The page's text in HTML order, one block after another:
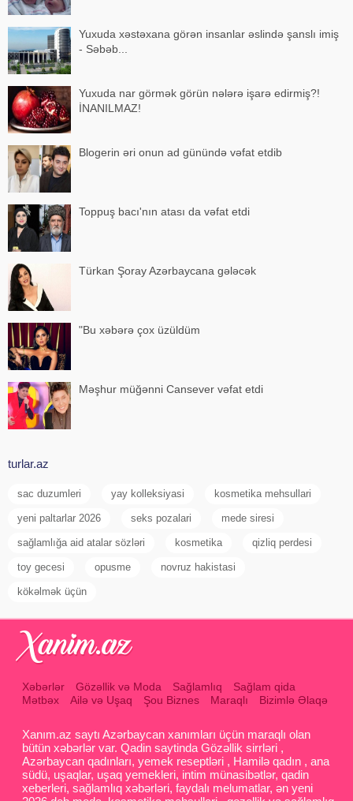
Yuxuda xəstəxana görən insanlar əslində şanslı imiş
- Səbəb...
Yuxuda nar görmək görün nələrə işarə edirmiş?!
İNANILMAZ!
Blogerin əri onun ad günündə vəfat etdib
Toppuş bacı'nın atası da vəfat etdi
Türkan Şoray Azərbaycana gələcək
"Bu xəbərə çox üzüldüm
Məşhur müğənni Cansever vəfat etdi
turlar.az
sac duzumleri yay kolleksiyasi kosmetika mehsullari
yeni paltarlar 2026 seks pozalari mede siresi
sağlamlığa aid atalar sözləri kosmetika qizliq perdesi
toy gecesi opusme novruz hakistasi
kökəlmək üçün
Xəbərlər Gözəllik və Moda Sağlamlıq
Sağlam qida
Mətbəx
Ailə və Uşaq Şou Biznes Maraqlı Bizimlə Əlaqə
Xanım.az saytı Azərbaycan xanımları üçün maraqlı olan
bütün xəbərlər var. Qadin saytinda Gözəllik sirrləri ,
Azərbaycan qadınları, yemek reseptləri , Hamilə qadın , ana
südü, uşaqlar, uşaq yemekleri, intim münasibətlər, qadin
xeberleri, sağlamlıq xəbərləri, faydalı melumatlar, ən yeni